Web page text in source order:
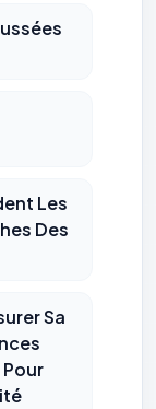
Les
Des
Sa